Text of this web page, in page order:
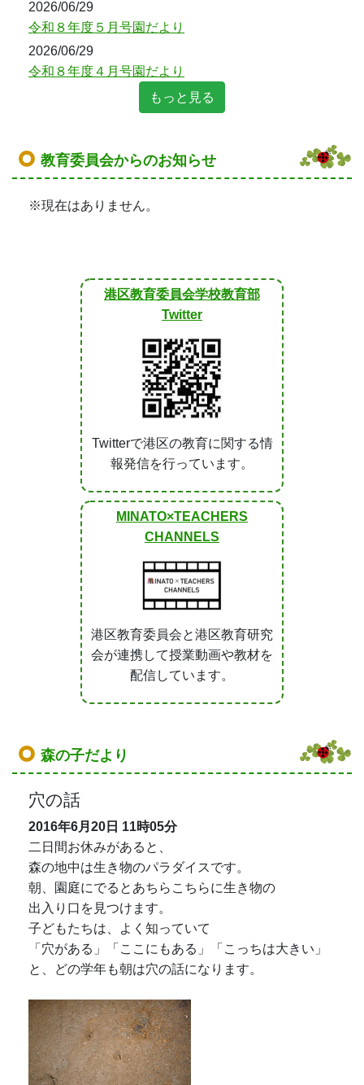
2026/06/29
令和８年度５月号園だより
2026/06/29
令和８年度４月号園だより
もっと見る
教育委員会からのお知らせ
※現在はありません。
港区教育委員会学校教育部
Twitter
Twitterで港区の教育に関する情
報発信を行っています。
MINATO×TEACHERS
CHANNELS
港区教育委員会と港区教育研究
会が連携して授業動画や教材を
配信しています。
森の子だより
穴の話
2016年6月20日 11時05分
二日間お休みがあると、
森の地中は生き物のパラダイスです。
朝、園庭にでるとあちらこちらに生き物の
出入り口を見つけます。
子どもたちは、よく知っていて
「穴がある」「ここにもある」「こっちは大きい」
と、どの学年も朝は穴の話になります。